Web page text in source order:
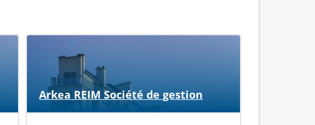
Arkea REIM Société de gestion